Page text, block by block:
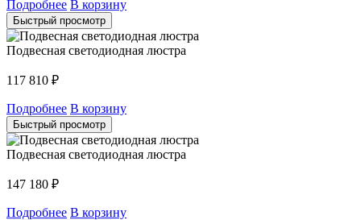
Подробнее В корзину
Быстрый просмотр
Подвесная светодиодная люстра
117 810 ₽
Подробнее В корзину
Быстрый просмотр
Подвесная светодиодная люстра
147 180 ₽
Подробнее В корзину